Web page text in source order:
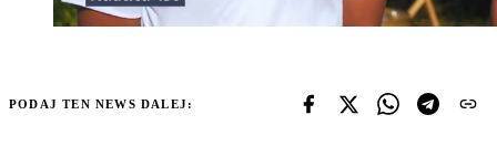
PODAJ TEN NEWS DALEJ: